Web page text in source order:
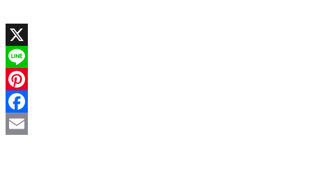
X
Line
Pinterest
Facebook